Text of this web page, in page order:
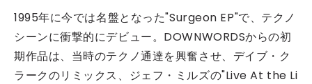
1995年に今では名盤となった"Surgeon EP"で、テクノ
シーンに衝撃的にデビュー。DOWNWORDSからの初
期作品は、当時のテクノ通達を興奮させ、デイブ・ク
ラークのリミックス、ジェフ・ミルズの"Live At the Li